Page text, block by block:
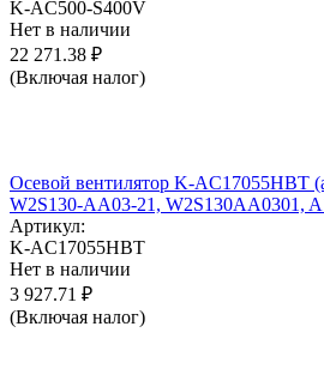
K-AC500-S400V
Нет в наличии
22 271.38 ₽
(Включая налог)
Осевой вентилятор K-AC17055HBT
W2S130-AA03-21, W2S130AA0301,
Артикул:
K-AC17055HBT
Нет в наличии
3 927.71 ₽
(Включая налог)